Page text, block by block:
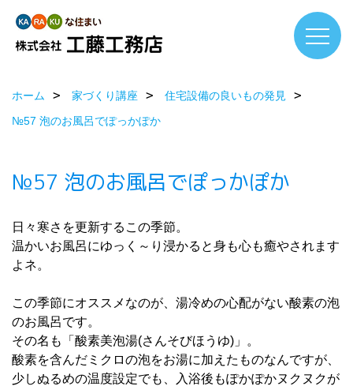
ホーム 家づくり講座
住宅設備の良いもの発見
№57 泡のお風呂でぽっかぽか
№57 泡のお風呂でぽっかぽか
日々寒さを更新するこの季節。
温かいお風呂にゆっく～り浸かると身も心も癒やされます
よネ。
この季節にオススメなのが、湯冷めの心配がない酸素の泡
のお風呂です。
その名も「酸素美泡湯(さんそびほうゆ)」。
酸素を含んだミクロの泡をお湯に加えたものなんですが、
少しぬるめの温度設定でも、入浴後もぽかぽかヌクヌクが